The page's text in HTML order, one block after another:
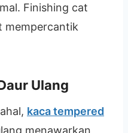
Finishing cat
mempercantik
Ulang
kaca tempered
menawarkan